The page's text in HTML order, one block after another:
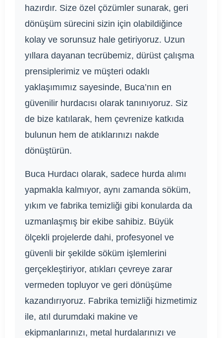
hazırdır. Size özel çözümler sunarak, geri
dönüşüm sürecini sizin için olabildiğince
kolay ve sorunsuz hale getiriyoruz. Uzun
yıllara dayanan tecrübemiz, dürüst çalışma
prensiplerimiz ve müşteri odaklı
yaklaşımımız sayesinde, Buca’nın en
güvenilir hurdacısı olarak tanınıyoruz. Siz
de bize katılarak, hem çevrenize katkıda
bulunun hem de atıklarınızı nakde
dönüştürün.
Buca Hurdacı olarak, sadece hurda alımı
yapmakla kalmıyor, aynı zamanda söküm,
yıkım ve fabrika temizliği gibi konularda da
uzmanlaşmış bir ekibe sahibiz. Büyük
ölçekli projelerde dahi, profesyonel ve
güvenli bir şekilde söküm işlemlerini
gerçekleştiriyor, atıkları çevreye zarar
vermeden topluyor ve geri dönüşüme
kazandırıyoruz. Fabrika temizliği hizmetimiz
ile, atıl durumdaki makine ve
ekipmanlarınızı, metal hurdalarınızı ve